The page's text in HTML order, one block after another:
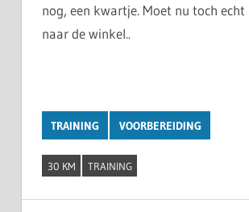
nog, een kwartje. Moet nu toch echt
naar de winkel..
TRAINING VOORBEREIDING
30 KM TRAINING